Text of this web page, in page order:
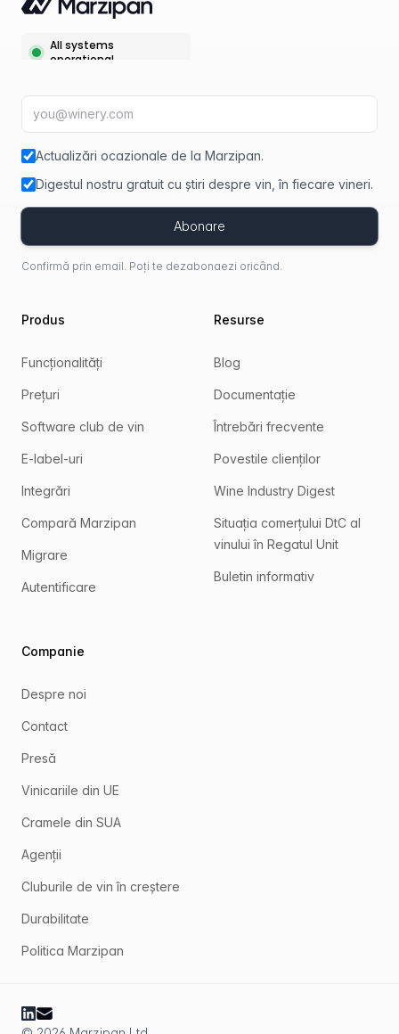
Adresă de e-mail
Actualizări ocazionale de la Marzipan.
Digestul nostru gratuit cu știri despre vin, în fiecare vineri.
Abonare
Confirmă prin email. Poți te dezabonaezi oricând.
Produs
Funcționalități
Prețuri
Software club de vin
E-label-uri
Integrări
Compară Marzipan
Migrare
Autentificare
Resurse
Blog
Documentație
Întrebări frecvente
Povestile clienților
Wine Industry Digest
Situația comerțului DtC al
vinului în Regatul Unit
Buletin informativ
Companie
Despre noi
Contact
Presă
Vinicariile din UE
Cramele din SUA
Agenții
Cluburile de vin în creștere
Durabilitate
Politica Marzipan